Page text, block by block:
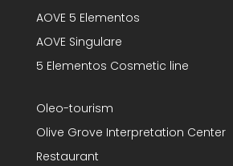
AOVE 5 Elementos
AOVE Singulare
5 Elementos Cosmetic line
Oleo-tourism
Olive Grove Interpretation Center
Restaurant